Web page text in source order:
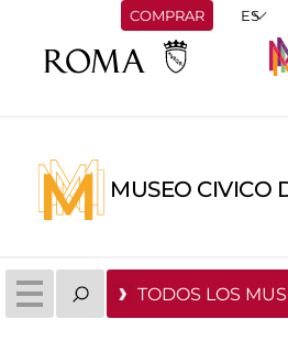
COMPRAR
MUSEO CIVICO
TODOS LOS